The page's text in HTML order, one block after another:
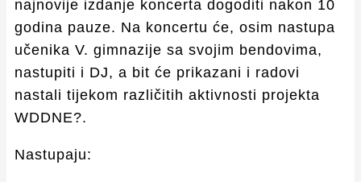
najnovije izdanje koncerta dogoditi nakon 10
godina pauze. Na koncertu će, osim nastupa
učenika V. gimnazije sa svojim bendovima,
nastupiti i DJ, a bit će prikazani i radovi
nastali tijekom različitih aktivnosti projekta
WDDNE?.
Nastupaju: